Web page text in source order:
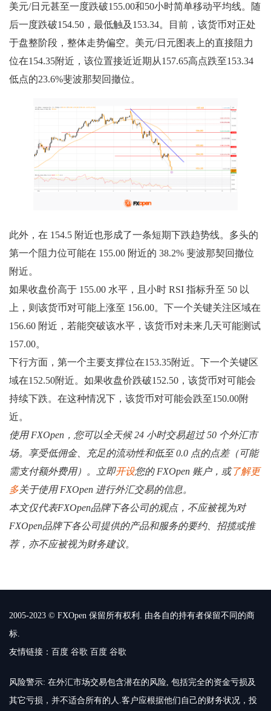
美元/日元甚至一度跌破155.00和50小时简单移动平均线。随
后一度跌破154.50，最低触及153.34。目前，该货币对正处
于盘整阶段，整体走势偏空。美元/日元图表上的直接阻力
位在154.35附近，该位置接近近期从157.65高点跌至153.34
低点的23.6%斐波那契回撤位。
此外，在 154.5 附近也形成了一条短期下跌趋势线。多头的
第一个阻力位可能在 155.00 附近的 38.2% 斐波那契回撤位
附近。
如果收盘价高于 155.00 水平，且小时 RSI 指标升至 50 以
上，则该货币对可能上涨至 156.00。下一个关键关注区域在
156.60 附近，若能突破该水平，该货币对未来几天可能测试
157.00。
下行方面，第一个主要支撑位在153.35附近。下一个关键区
域在152.50附近。如果收盘价跌破152.50，该货币对可能会
持续下跌。在这种情况下，该货币对可能会跌至150.00附
近。
使用 FXOpen，您可以全天候 24 小时交易超过 50 个外汇市
场。享受低佣金、充足的流动性和低至 0.0 点的点差（可能
需支付额外费用）。立即开设您的 FXOpen 账户，或了解更
多关于使用 FXOpen 进行外汇交易的信息。
本文仅代表FXOpen品牌下各公司的观点，不应被视为对
FXOpen品牌下各公司提供的产品和服务的要约、招揽或推
荐，亦不应被视为财务建议。
2005-2023 © FXOpen 保留所有权利. 由各自的持有者保留不同的商
标.
友情链接： 百度 谷歌 百度 谷歌
风险警示: 在外汇市场交易包含潜在的风险, 包括完全的资金亏损及
其它亏损，并不适合所有的人.客户应根据他们自己的财务状况，投